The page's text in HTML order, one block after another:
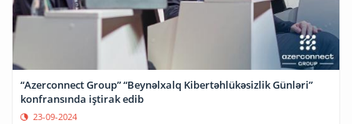
“Azerconnect Group” “Beynəlxalq Kibertəhlükəsizlik Günləri”
konfransında iştirak edib
23-09-2024